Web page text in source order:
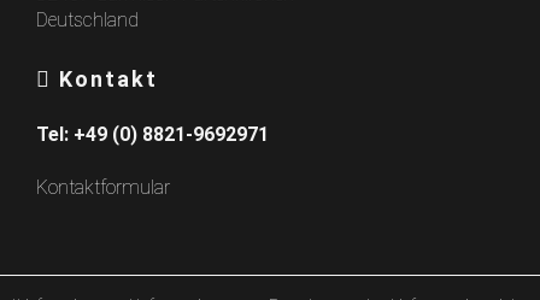
Deutschland
Kontakt
Tel: +49 (0) 8821-9692971
Kontaktformular